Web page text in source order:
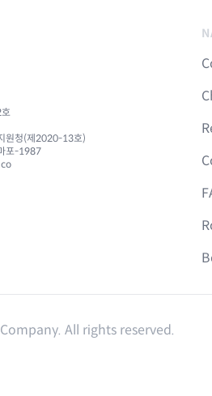
원청(제2020-13호)
포-1987
All rights reserved.